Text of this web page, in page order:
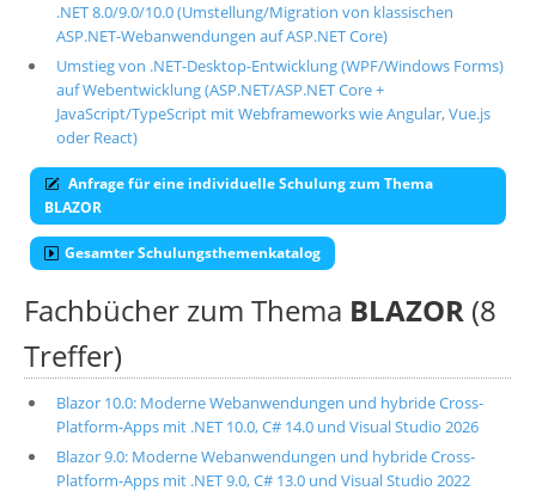
.NET 8.0/9.0/10.0 (Umstellung/Migration von klassischen
ASP.NET-Webanwendungen auf ASP.NET Core)
Umstieg von .NET-Desktop-Entwicklung (WPF/Windows Forms)
auf Webentwicklung (ASP.NET/ASP.NET Core +
JavaScript/TypeScript mit Webframeworks wie Angular, Vue.js
oder React)
Anfrage für eine individuelle Schulung zum Thema
BLAZOR
Gesamter Schulungsthemenkatalog
Fachbücher zum Thema BLAZOR (8
Treffer)
Blazor 10.0: Moderne Webanwendungen und hybride Cross-
Platform-Apps mit .NET 10.0, C# 14.0 und Visual Studio 2026
Blazor 9.0: Moderne Webanwendungen und hybride Cross-
Platform-Apps mit .NET 9.0, C# 13.0 und Visual Studio 2022